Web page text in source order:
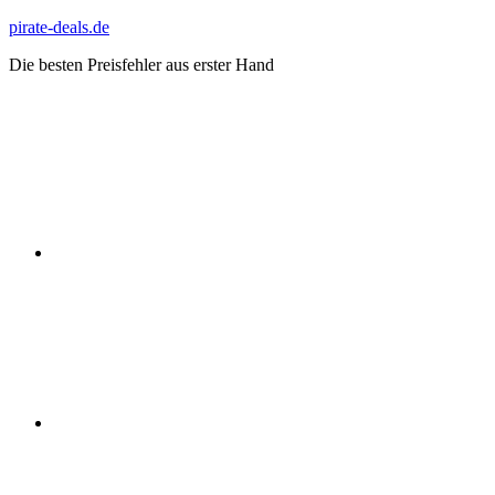
Zum
springen
pirate-deals.de
Die besten Preisfehler aus erster Hand